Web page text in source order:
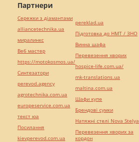
Партнери
Сережки з діамантами
alliancetechnika.ua
миралинкс
Веб мастер
https://motokosmos.ua/
Синтезатори
perevod.agency
agrotechnika.com.ua
europeservice.com.ua
текст юа
Посилання
kievperevod.com.ua
pereklad.ua
Підготовка до НМТ / ЗНО
Винна шафа
Перевезення хворих
hospice-life.com.ua/
mk-translations.ua
maltina.com.ua
Шафи купе
Брендові сумки
Натяжні стелі Nova Stelya
Перевезення хворих за
кордон